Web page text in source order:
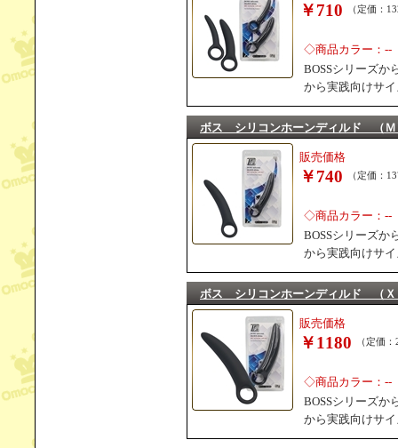
￥710 （定価：
◇商品カラー：--
BOSSシリーズか
から実践向けサ
ボス シリコンホーンディルド （Ｍ
販売価格
￥740 （定価：
◇商品カラー：--
BOSSシリーズか
から実践向けサ
ボス シリコンホーンディルド （Ｘ
販売価格
￥1180 （定価
◇商品カラー：--
BOSSシリーズか
から実践向けサ